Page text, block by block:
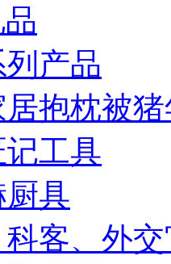
产品
抱枕被
工具
具
客、外